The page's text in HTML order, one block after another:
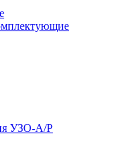
УЗО-А/Р